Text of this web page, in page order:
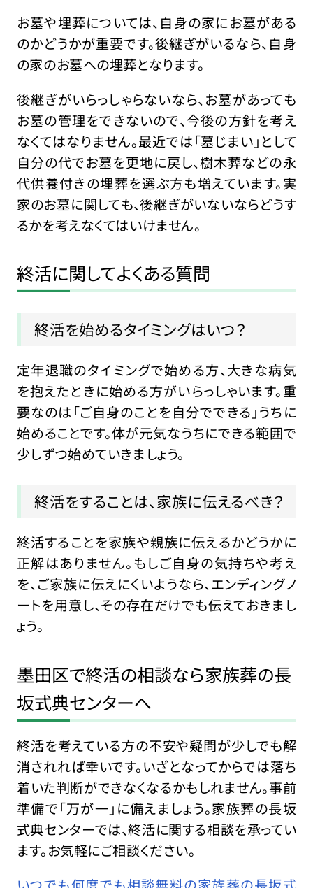
お墓や埋葬については、自身の家にお墓がある
のかどうかが重要です。後継ぎがいるなら、自身
の家のお墓への埋葬となります。
後継ぎがいらっしゃらないなら、お墓があっても
お墓の管理をできないので、今後の方針を考え
なくてはなりません。最近では「墓じまい」として
自分の代でお墓を更地に戻し、樹木葬などの永
代供養付きの埋葬を選ぶ方も増えています。実
家のお墓に関しても、後継ぎがいないならどうす
るかを考えなくてはいけません。
終活に関してよくある質問
終活を始めるタイミングはいつ？
定年退職のタイミングで始める方、大きな病気
を抱えたときに始める方がいらっしゃいます。重
要なのは「ご自身のことを自分でできる」うちに
始めることです。体が元気なうちにできる範囲で
少しずつ始めていきましょう。
終活をすることは、家族に伝えるべき？
終活することを家族や親族に伝えるかどうかに
正解はありません。もしご自身の気持ちや考え
を、ご家族に伝えにくいようなら、エンディングノ
ートを用意し、その存在だけでも伝えておきまし
ょう。
墨田区で終活の相談なら家族葬の長
坂式典センターへ
終活を考えている方の不安や疑問が少しでも解
消されれば幸いです。いざとなってからでは落ち
着いた判断ができなくなるかもしれません。事前
準備で「万が一」に備えましょう。家族葬の長坂
式典センターでは、終活に関する相談を承ってい
ます。お気軽にご相談ください。